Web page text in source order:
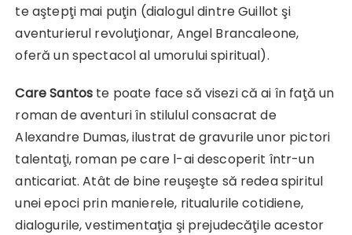
te aştepţi mai puţin (dialogul dintre Guillot şi
aventurierul revoluţionar, Angel Brancaleone,
oferă un spectacol al umorului spiritual).
Care Santos te poate face să visezi că ai în faţă un
roman de aventuri în stilulul consacrat de
Alexandre Dumas, ilustrat de gravurile unor pictori
talentaţi, roman pe care l-ai descoperit într-un
anticariat. Atât de bine reuşeşte să redea spiritul
unei epoci prin manierele, ritualurile cotidiene,
dialogurile, vestimentaţia şi prejudecăţile acestor